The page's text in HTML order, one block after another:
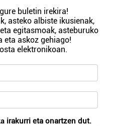
buletin irekira!
asteko albiste ikusienak,
egitasmoak, asteburuko
eta askoz gehiago!
elektronikoan.
irakurri eta onartzen dut.